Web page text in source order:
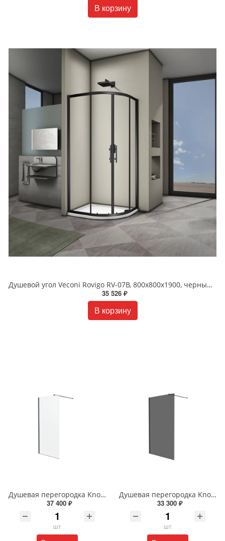
В корзину
Душевой угол Veconi Rovigo RV-07B, 800x800x1900, черный, стекло прозрачное
35 526 ₽
В корзину
Душевая перегородка Knotlor VELUM RIPPLE WI100CG1GM 100х200 см оружейная сталь
37 400 ₽
шт
Душевая перегородка Knotlor VELUM ONYX WI120TG0GM 120х200 см оружейная сталь
33 300 ₽
шт